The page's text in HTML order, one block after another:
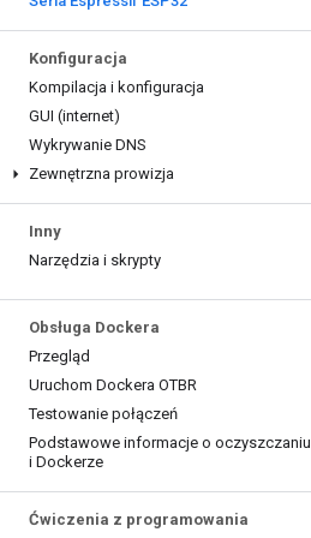
Konfiguracja
Kompilacja i konfiguracja
GUI (internet)
Wykrywanie DNS
Zewnętrzna prowizja
Inny
Narzędzia i skrypty
Obsługa Dockera
Przegląd
Uruchom Dockera OTBR
Testowanie połączeń
Podstawowe informacje o oczyszczaniu
i Dockerze
Ćwiczenia z programowania